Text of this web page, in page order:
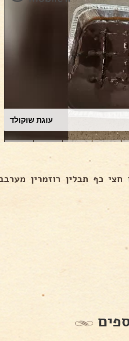
עוגת שוקולד
כף תבלין רוזמרין